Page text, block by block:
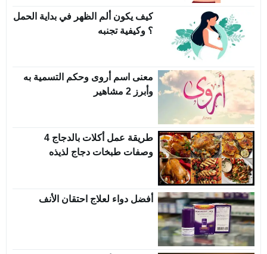
كيف يكون ألم الظهر في بداية الحمل
؟ وكيفية تجنبه
معنى اسم أروى وحكم التسمية به
وأبرز 2 مشاهير
طريقة عمل أكلات بالدجاج 4
وصفات طبخات دجاج لذيذه
أفضل دواء لعلاج احتقان الأنف